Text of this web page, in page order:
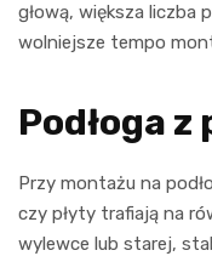
głową, większa liczba
wolniejsze tempo
Podłoga z
Przy montażu na
czy płyty trafiają na
wylewce lub starej,